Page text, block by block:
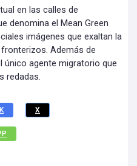
en las calles de
denomina el Mean Green
imágenes que exaltan la
Además de
único agente migratorio que
redadas.
X